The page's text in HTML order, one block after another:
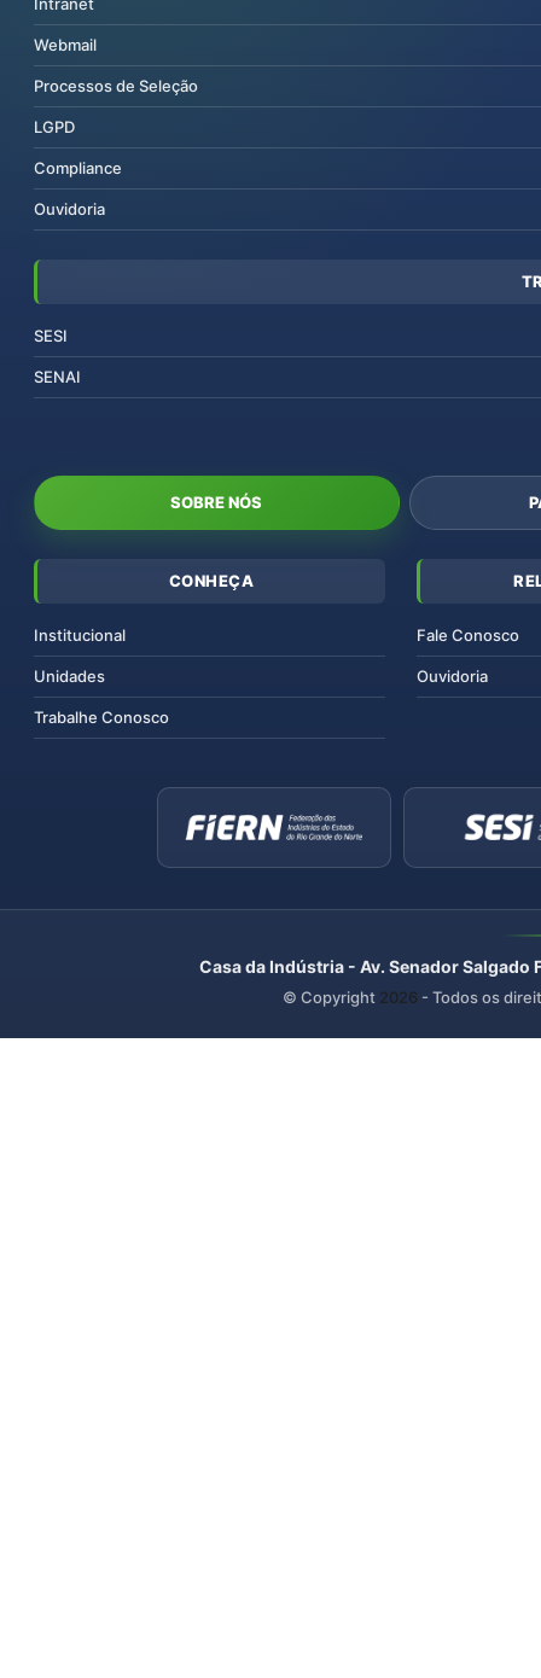
Webmail
Processos de Seleção
LGPD
Compliance
Ouvidoria
SESI
SENAI
SOBRE NÓS
CONHEÇA
Institucional
Unidades
Trabalhe Conosco
Fale Conosco
Ouvidoria
Casa da Indústria - Av. Senador
© Copyright 2026 - Todos os